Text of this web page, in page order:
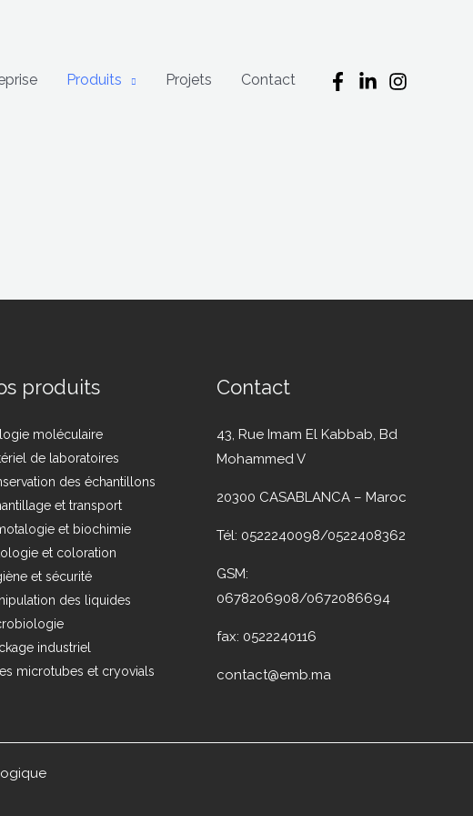
Produits Projets Contact
produits
moléculaire
de laboratoires
des échantillons
et transport
et biochimie
et coloration
et sécurité
des liquides
industriel
microtubes et cryovials
Contact
43, Rue Imam El Kabbab, Bd
Mohammed V
20300 CASABLANCA – Maroc
Tél: 0522240098/0522408362
GSM:
0678206908/0672086694
fax: 0522240116
contact@emb.ma